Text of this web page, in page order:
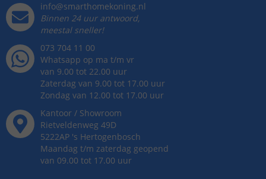
info@smarthomekoning.nl
Binnen 24 uur antwoord,
meestal sneller!
073 704 11 00
Whatsapp op ma t/m vr
van 9.00 tot 22.00 uur
Zaterdag van 9.00 tot 17.00 uur
Zondag van 12.00 tot 17.00 uur
Kantoor / Showroom
Rietveldenweg 49D
5222AP 's Hertogenbosch
Maandag t/m zaterdag geopend
van 09.00 tot 17.00 uur